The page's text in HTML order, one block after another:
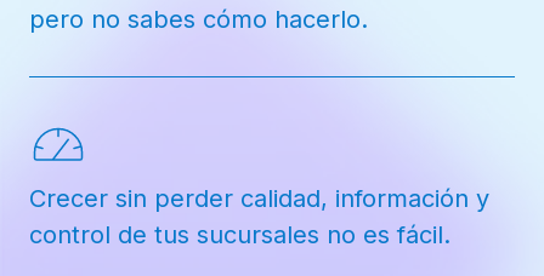
pero no sabes cómo hacerlo.
Crecer sin perder calidad, información y
control de tus sucursales no es fácil.